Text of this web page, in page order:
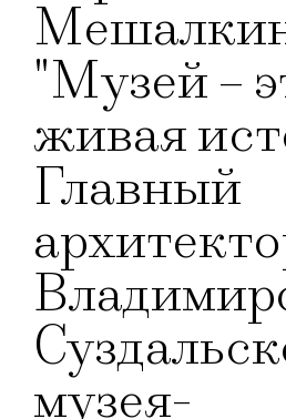
"Музей –
живая
Главный
музея-